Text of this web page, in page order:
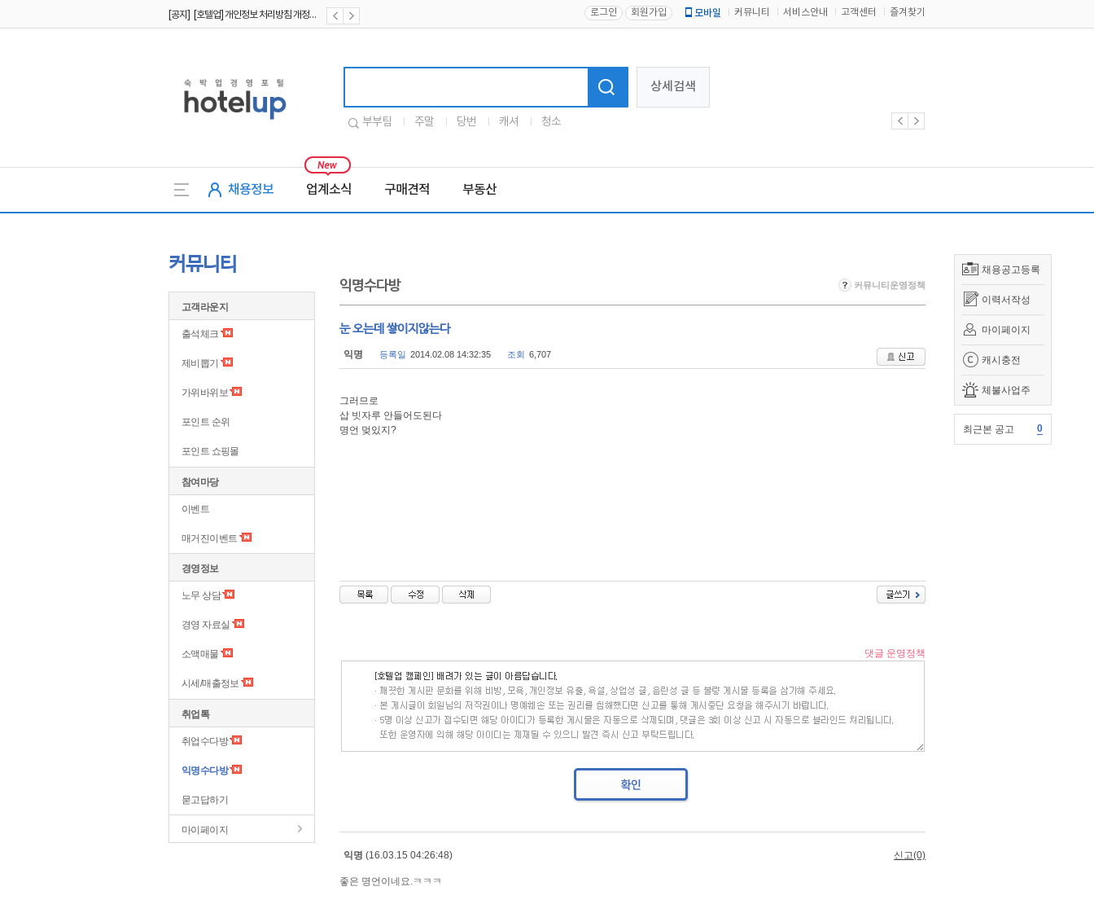
[공지] [호텔업] 개인정보 처리방침 개정본1 (19.09.02) 로그인 회원가입 모바일 커뮤니티 서비스안내 고객센터 즐겨찾기
상세검색
부부팀 주말 당번 캐셔 청소
채용정보 업계소식 구매견적 부동산
채용공고등록
이력서작성
마이페이지
캐시충전
체불사업주
최근본 공고 0
커뮤니티
고객라운지
출석체크
제비뽑기
가위바위보
포인트 순위
포인트 쇼핑몰
참여마당
이벤트
매거진이벤트
경영정보
노무 상담
경영 자료실
소액매물
시세/매출정보
취업톡
취업수다방
익명수다방
묻고답하기
마이페이지
익명수다방 커뮤니티운영정책
눈 오는데 쌓이지않는다
익명 등록일 2014.02.08 14:32:35 조회 6,707
그러므로
삽 빗자루 안들어도된다
명언 멎있지?